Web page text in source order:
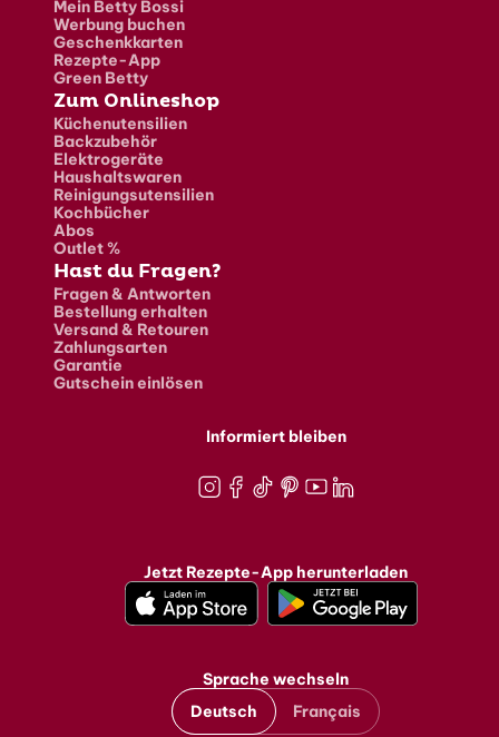
Mein Betty Bossi
Werbung buchen
Geschenkkarten
Rezepte-App
Green Betty
Zum Onlineshop
Küchenutensilien
Backzubehör
Elektrogeräte
Haushaltswaren
Reinigungsutensilien
Kochbücher
Abos
Outlet %
Hast du Fragen?
Fragen & Antworten
Bestellung erhalten
Versand & Retouren
Zahlungsarten
Garantie
Gutschein einlösen
Informiert bleiben
Jetzt Rezepte-App herunterladen
Sprache wechseln
Deutsch
Français